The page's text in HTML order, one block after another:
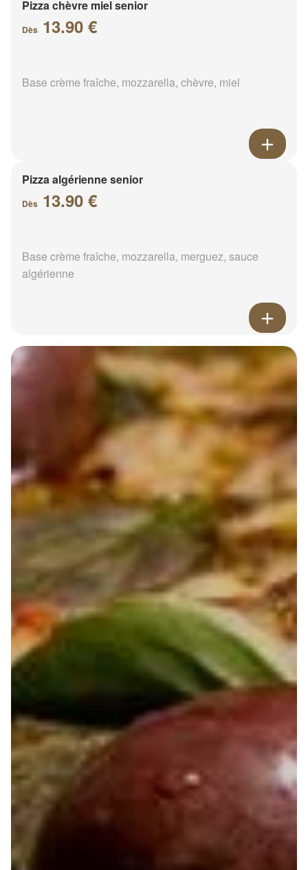
Pizza chèvre miel senior
Dès 13.90 €
Base crème fraîche, mozzarella, chèvre, miel
Pizza algérienne senior
Dès 13.90 €
Base crème fraîche, mozzarella, merguez, sauce
algérienne